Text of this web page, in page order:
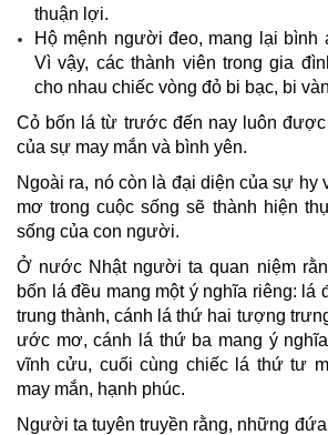
thuận lợi.
Hộ mệnh người đeo, mang lại bình
Vì vậy, các thành viên trong gia
cho nhau chiếc vòng đỏ bi bạc, bi
Cỏ bốn lá từ trước đến nay luôn
của sự may mắn và bình yên.
Ngoài ra, nó còn là đại diện của sự
mơ trong cuộc sống sẽ thành hiện
sống của con người.
Ở nước Nhật người ta quan niệm
bốn lá đều mang một ý nghĩa riêng: lá
trung thành, cánh lá thứ hai tượng
ước mơ, cánh lá thứ ba mang ý
vĩnh cửu, cuối cùng chiếc lá thứ tư
may mắn, hạnh phúc.
Người ta tuyên truyền rằng, những